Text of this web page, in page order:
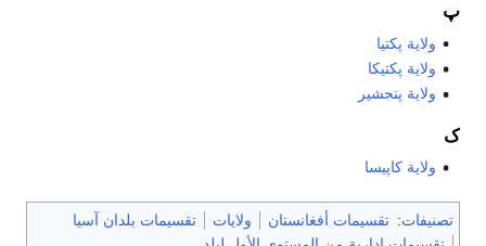
پ
ولاية پكتيا
ولاية پكتيكا
ولایة پنجشیر
ک
ولایة کاپیسا
تصنيفات: تقسيمات أفغانستان ولايات
تقسيمات بلدان آسيا